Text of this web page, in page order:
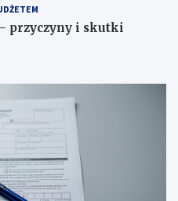
przyczyny i skutki